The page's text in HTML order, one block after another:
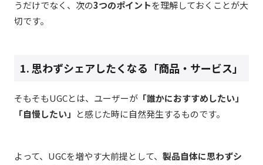
うだけでなく、次の3つのポイントを理解しておくことが大
切です。
1. 思わずシェアしたくなる「商品・サービス」
そもそもUGCとは、ユーザーが 「誰かにおすすめしたい」
「自慢したい」 と感じた時に自然発生するものです。
よって、UGCを増やす大前提として、 製品自体に思わずシ